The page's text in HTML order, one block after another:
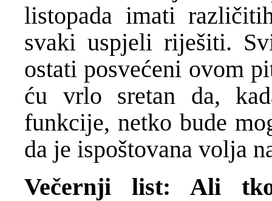
listopada imati
svaki uspjeli riješiti.
ostati posvećeni ovom
ću vrlo sretan da,
funkcije, netko bude
da je ispoštovana volja
Večernji list: Ali